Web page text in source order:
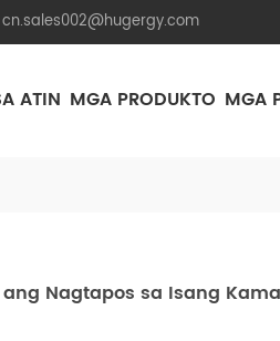
cn.sales002@hugergy.com
ATIN MGA PRODUKTO MGA
Nagtapos sa Isang